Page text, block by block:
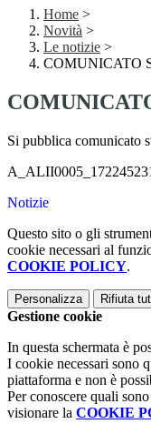
Home >
Novità >
Le notizie >
COMUNICATO
Si pubblica comunicato
Notizie
Questo sito o gli
cookie necessari al
COOKIE POLICY.
Personalizza Rifiuta
Gestione cookie
In questa schermata è
I cookie necessari sono
piattaforma e non è
Per conoscere quali
visionare la COOKIE